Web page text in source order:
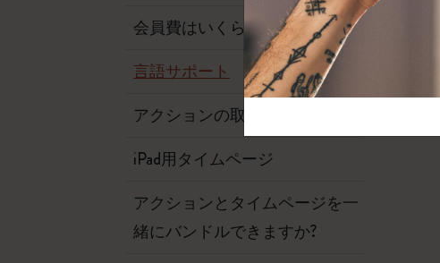
サブカテゴリ
サブカテゴリ
サブカテゴリ
会員費はいくらですか?
言語サポート
アクションの取得方法
iPad用タイムページ
アクションとタイムページを一
緒にバンドルできますか?